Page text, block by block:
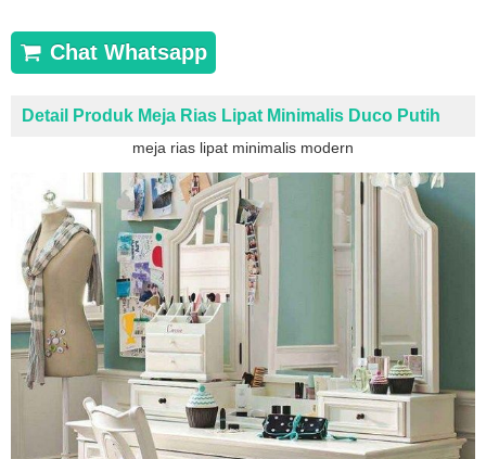
Chat Whatsapp
Detail Produk Meja Rias Lipat Minimalis Duco Putih
meja rias lipat minimalis modern